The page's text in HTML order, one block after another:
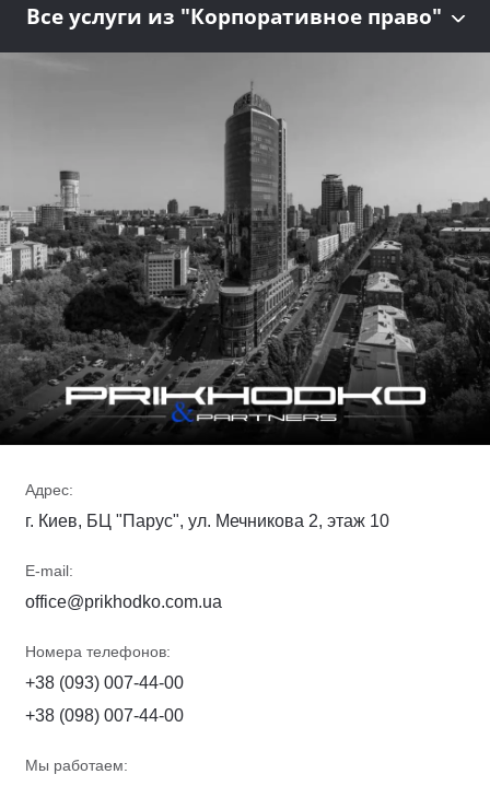
Все услуги из "Корпоративное право"
Адрес:
г. Киев, БЦ "Парус", ул. Мечникова 2, этаж 10
E-mail:
office@prikhodko.com.ua
Номера телефонов:
+38 (093) 007-44-00
+38 (098) 007-44-00
Мы работаем: